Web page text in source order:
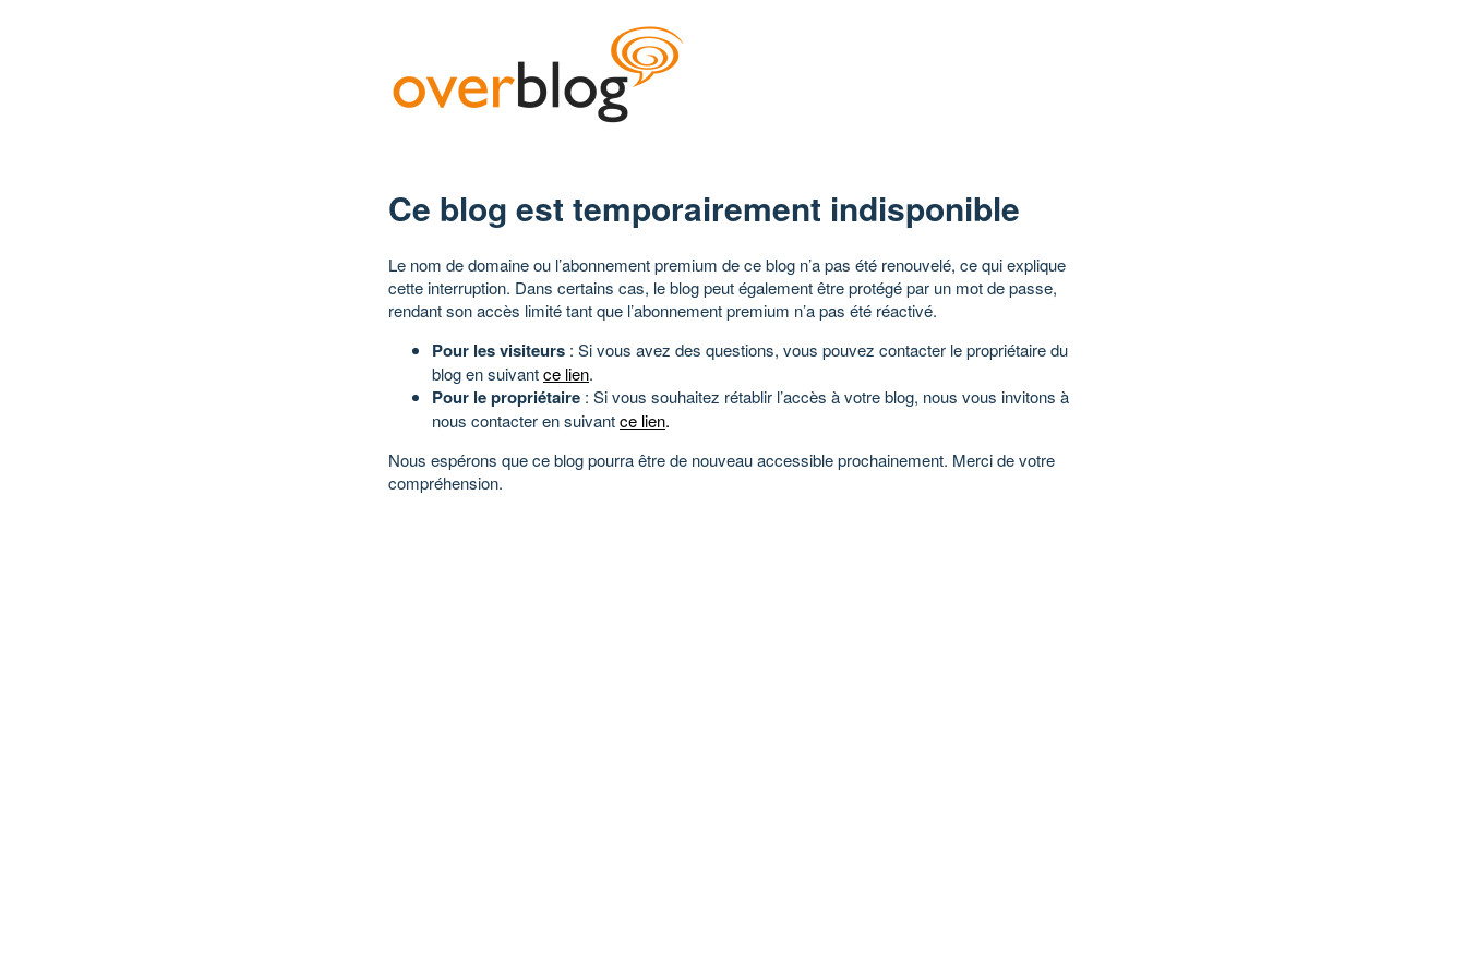
Ce blog est temporairement indisponible
Le nom de domaine ou l’abonnement premium de ce blog n’a pas été renouvelé, ce qui explique
cette interruption. Dans certains cas, le blog peut également être protégé par un mot de passe,
rendant son accès limité tant que l’abonnement premium n’a pas été réactivé.
Pour les visiteurs : Si vous avez des questions, vous pouvez contacter le propriétaire du
blog en suivantce lien.
Pour le propriétaire : Si vous souhaitez rétablir l’accès à votre blog, nous vous invitons à
nous contacter en suivantce lien.
Nous espérons que ce blog pourra être de nouveau accessible prochainement. Merci de votre
compréhension.